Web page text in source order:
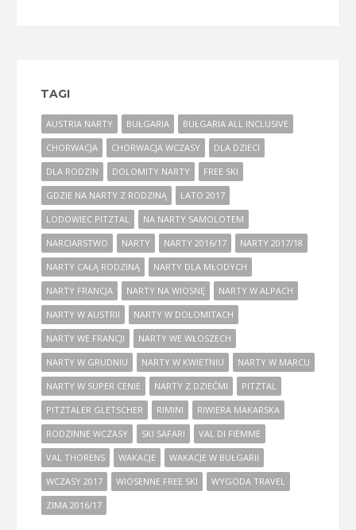
TAGI
AUSTRIA NARTY BUŁGARIA
BUŁGARIA ALL INCLUSIVE
CHORWACJA
CHORWACJA WCZASY
DLA DZIECI
DLA RODZIN
DOLOMITY NARTY
FREE SKI
GDZIE NA NARTY Z RODZINĄ
LATO 2017
LODOWIEC PITZTAL
NA NARTY SAMOLOTEM
NARCIARSTWO
NARTY NARTY 2016/17
NARTY 2017/18
NARTY CAŁĄ RODZINĄ
NARTY DLA MŁODYCH
NARTY FRANCJA
NARTY NA WIOSNĘ
NARTY W ALPACH
NARTY W AUSTRII
NARTY W DOLOMITACH
NARTY WE FRANCJI
NARTY WE WŁOSZECH
NARTY W GRUDNIU
NARTY W KWIETNIU
NARTY W MARCU
NARTY W SUPER CENIE
NARTY Z DZIEĆMI
PITZTAL
PITZTALER GLETSCHER
RIMINI
RIWIERA MAKARSKA
RODZINNE WCZASY
SKI SAFARI
VAL DI FIEMME
VAL THORENS
WAKACJE
WAKACJE W BUŁGARII
WCZASY 2017
WIOSENNE FREE SKI
WYGODA TRAVEL
ZIMA 2016/17